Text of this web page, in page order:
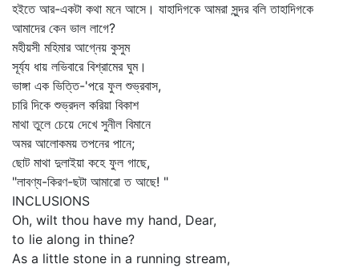
হইতে আর-একটা কথা মনে আসে। যাহাদিগকে আমরা সুন্দর বলি তাহাদিগকে
আমাদের কেন ভাল লাগে?
মহীয়সী মহিমার আগ্নেয় কুসুম
সূর্য্য ধায় লভিবারে বিশ্রামের ঘুম।
ভাঙ্গা এক ভিত্তি-'পরে ফুল শুভ্রবাস,
চারি দিকে শুভ্রদল করিয়া বিকাশ
মাথা তুলে চেয়ে দেখে সুনীল বিমানে
অমর আলোকময় তপনের পানে;
ছোট মাথা দুলাইয়া কহে ফুল গাছে,
"লাবণ্য-কিরণ-ছটা আমারো ত আছে! "
INCLUSIONS
Oh, wilt thou have my hand, Dear,
to lie along in thine?
As a little stone in a running stream,